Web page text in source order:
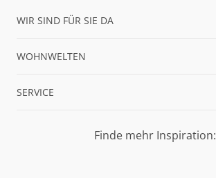
WIR SIND FÜR SIE DA
WOHNWELTEN
SERVICE
Finde mehr Inspiration: